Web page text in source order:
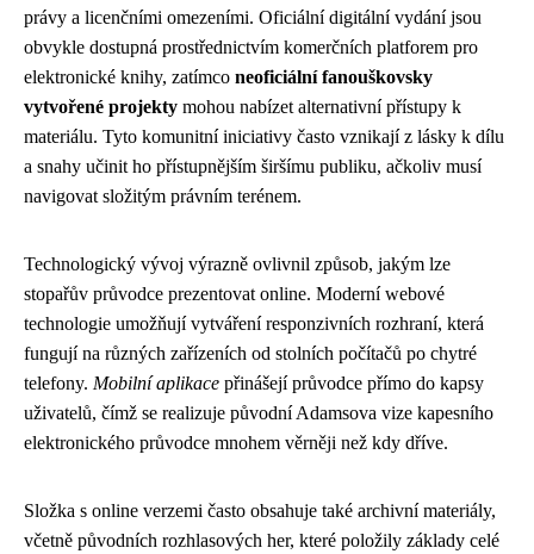
právy a licenčními omezeními. Oficiální digitální vydání jsou
obvykle dostupná prostřednictvím komerčních platforem pro
elektronické knihy, zatímco neoficiální fanouškovsky
vytvořené projekty mohou nabízet alternativní přístupy k
materiálu. Tyto komunitní iniciativy často vznikají z lásky k dílu
a snahy učinit ho přístupnějším širšímu publiku, ačkoliv musí
navigovat složitým právním terénem.
Technologický vývoj výrazně ovlivnil způsob, jakým lze
stopařův průvodce prezentovat online. Moderní webové
technologie umožňují vytváření responzivních rozhraní, která
fungují na různých zařízeních od stolních počítačů po chytré
telefony. Mobilní aplikace přinášejí průvodce přímo do kapsy
uživatelů, čímž se realizuje původní Adamsova vize kapesního
elektronického průvodce mnohem věrněji než kdy dříve.
Složka s online verzemi často obsahuje také archivní materiály,
včetně původních rozhlasových her, které položily základy celé